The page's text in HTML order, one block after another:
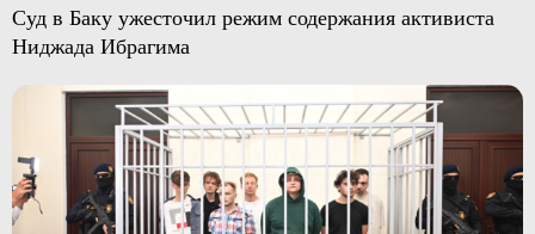
Суд в Баку ужесточил режим содержания активиста
Ниджада Ибрагима